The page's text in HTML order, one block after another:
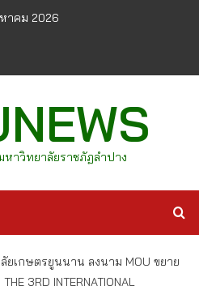
าคม 2026
หาวิทยาลัยราชภัฏลำปาง
ยเกษตรยูนนาน ลงนาม MOU ขยาย
3RD INTERNATIONAL